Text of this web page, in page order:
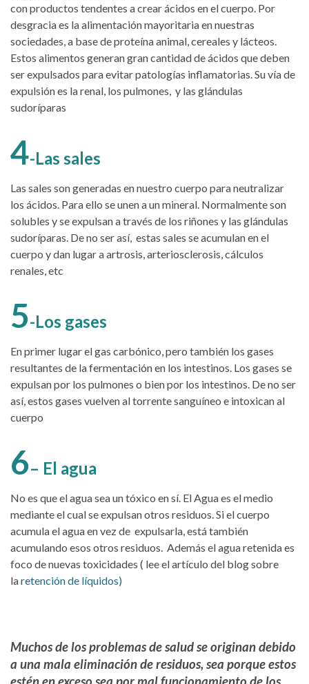
con productos tendentes a crear ácidos en el cuerpo. Por
desgracia es la alimentación mayoritaria en nuestras
sociedades, a base de proteína animal, cereales y lácteos.
Estos alimentos generan gran cantidad de ácidos que deben
ser expulsados para evitar patologías inflamatorias. Su vía de
expulsión es la renal, los pulmones, y las glándulas
sudoríparas
4-Las sales
Las sales son generadas en nuestro cuerpo para neutralizar
los ácidos. Para ello se unen a un mineral. Normalmente son
solubles y se expulsan a través de los riñones y las glándulas
sudoríparas. De no ser así, estas sales se acumulan en el
cuerpo y dan lugar a artrosis, arteriosclerosis, cálculos
renales, etc
5-Los gases
En primer lugar el gas carbónico, pero también los gases
resultantes de la fermentación en los intestinos. Los gases se
expulsan por los pulmones o bien por los intestinos. De no ser
así, estos gases vuelven al torrente sanguíneo e intoxican al
cuerpo
6– El agua
No es que el agua sea un tóxico en sí. El Agua es el medio
mediante el cual se expulsan otros residuos. Si el cuerpo
acumula el agua en vez de expulsarla, está también
acumulando esos otros residuos. Además el agua retenida es
foco de nuevas toxicidades ( lee el artículo del blog sobre
laretención de líquidos)
Muchos de los problemas de salud se originan debido
a una mala eliminación de residuos, sea porque estos